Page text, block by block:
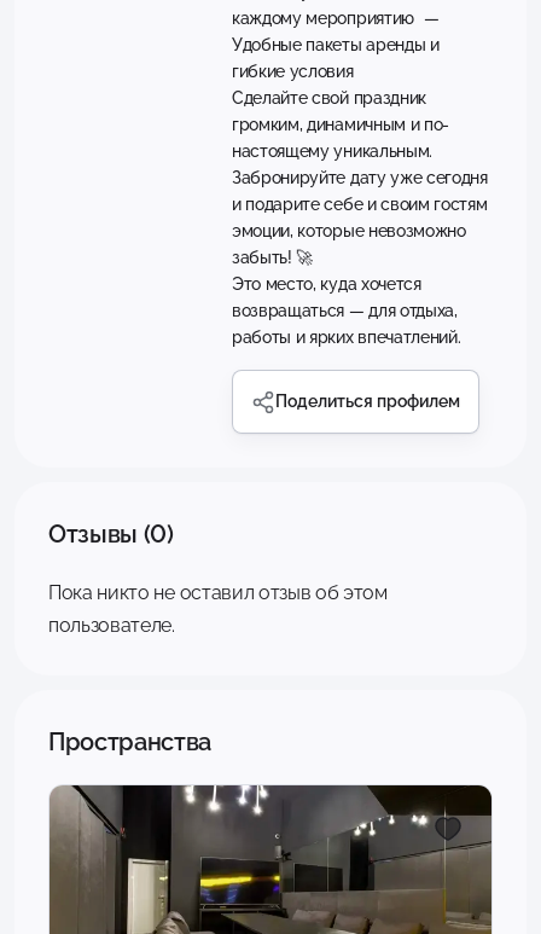
каждому мероприятию —
Удобные пакеты аренды и
гибкие условия
Сделайте свой праздник
громким, динамичным и по-
настоящему уникальным.
Забронируйте дату уже сегодня
и подарите себе и своим гостям
эмоции, которые невозможно
забыть! 🚀
Это место, куда хочется
возвращаться — для отдыха,
работы и ярких впечатлений.
Поделиться профилем
Отзывы (0)
Пока никто не оставил отзыв об этом
пользователе.
Пространства